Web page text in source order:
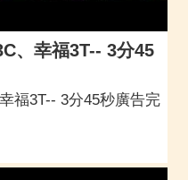
、幸福3T-- 3分45
福3T-- 3分45秒廣告完